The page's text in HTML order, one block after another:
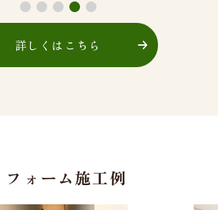
詳しくはこちら
フォーム施工例